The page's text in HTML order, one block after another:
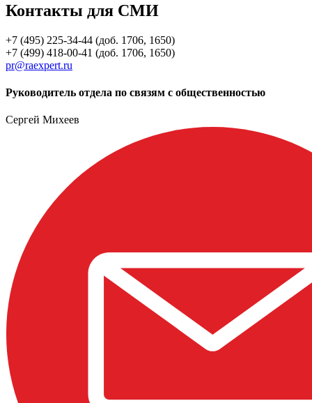
Контакты для СМИ
+7 (495) 225-34-44 (доб. 1706, 1650)
+7 (499) 418-00-41 (доб. 1706, 1650)
pr@raexpert.ru
Руководитель отдела по связям с общественностью
Сергей Михеев